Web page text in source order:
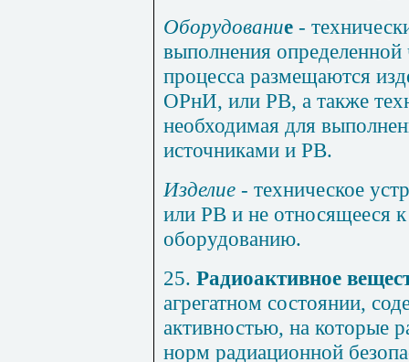
Оборудование -
выполнения определенной
процесса размещаются
ОРнИ, или РВ, а также
необходимая для
источниками и РВ.
Изделие - техническое
или РВ и не относящееся
оборудованию.
25. Радиоактивное
агрегатном состоянии,
активностью, на которые
норм радиационной